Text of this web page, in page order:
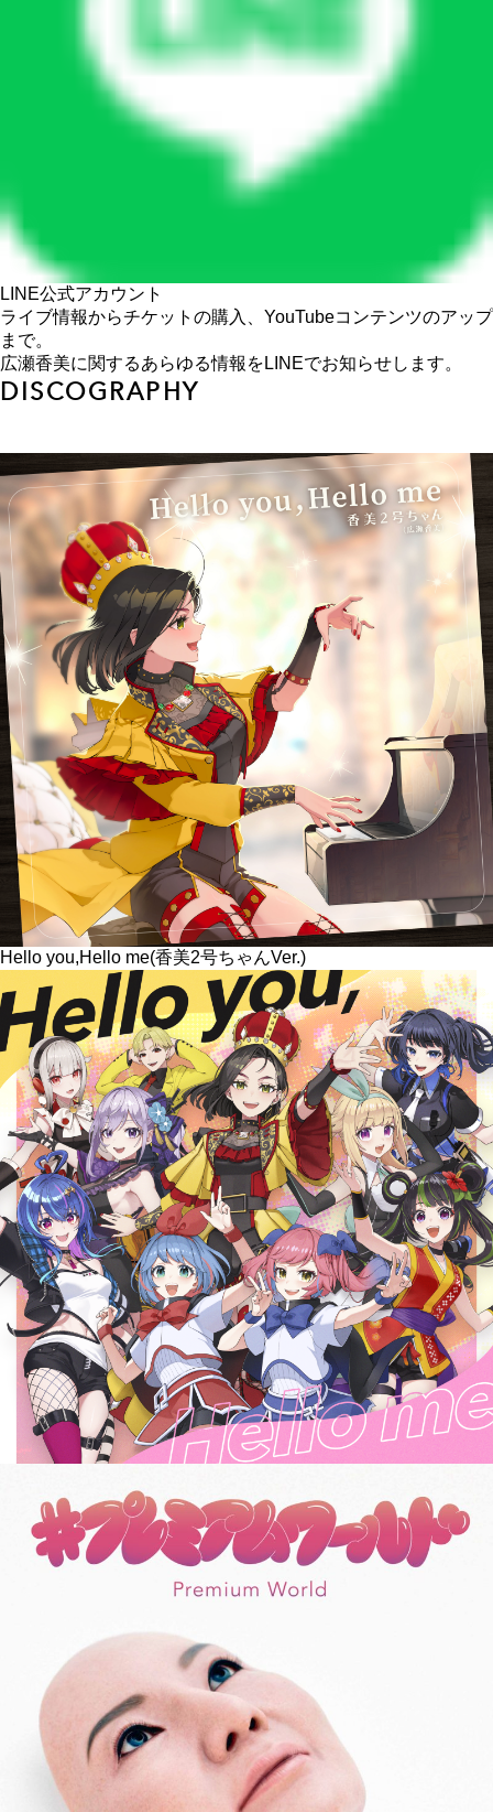
LINE公式アカウント
ライブ情報からチケットの購入、YouTubeコンテンツのアップ
まで。
広瀬香美に関するあらゆる情報をLINEでお知らせします。
DISCOGRAPHY
Hello you,Hello me(香美2号ちゃんVer.)